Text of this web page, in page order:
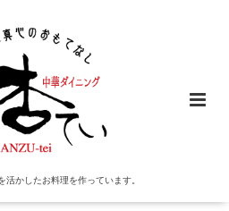
活かしたお料理を作っています。